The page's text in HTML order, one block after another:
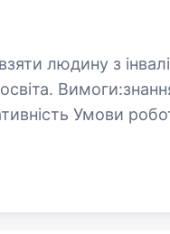
людину з
Умови